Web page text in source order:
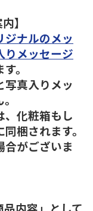
】
ジナルのメッ
りメッセージ
。
真入りメッ
化粧箱もし
梱されます。
合がございま
内容」として